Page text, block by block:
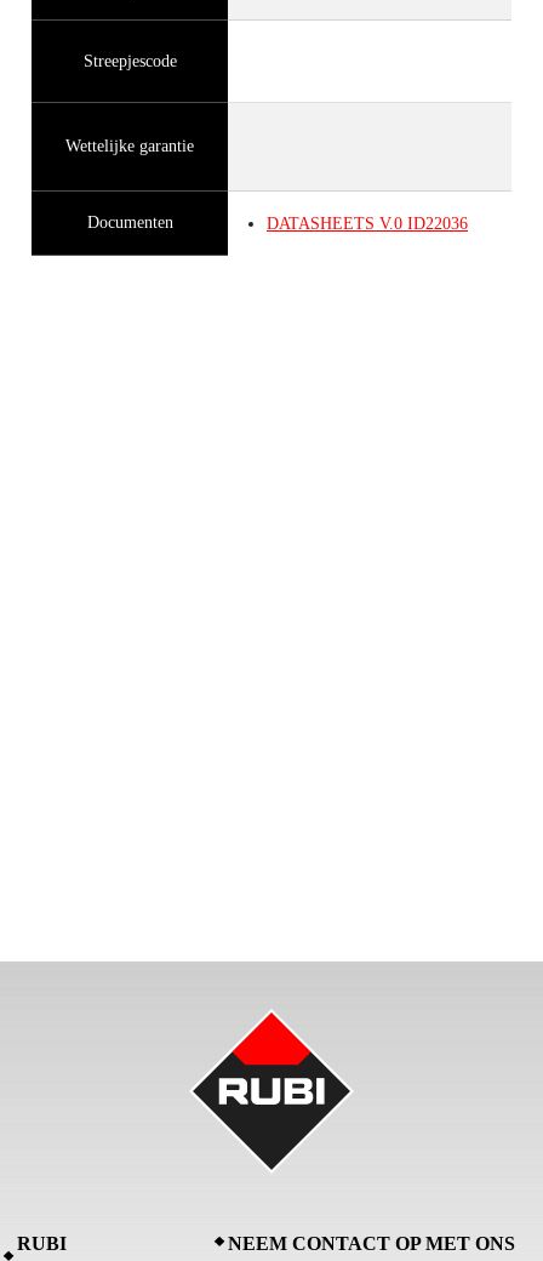
Streepjescode
Wettelijke garantie
Documenten DATASHEETS V.0 ID22036
RUBI
NEEM CONTACT OP MET ONS